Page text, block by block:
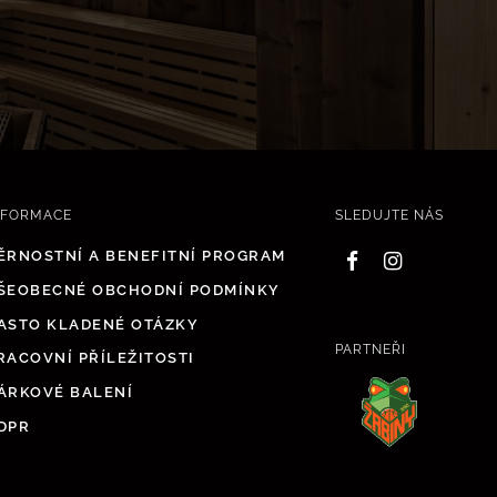
A BENEFITNÍ PROGRAM
OBCHODNÍ PODMÍNKY
KLADENÉ OTÁZKY
PŘÍLEŽITOSTI
BALENÍ
SLEDUJTE NÁS
PARTNEŘI